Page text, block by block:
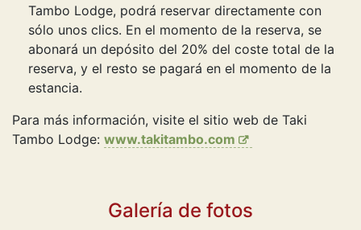
Tambo Lodge, podrá reservar directamente con
sólo unos clics. En el momento de la reserva, se
abonará un depósito del 20% del coste total de la
reserva, y el resto se pagará en el momento de la
estancia.
Para más información, visite el sitio web de Taki
Tambo Lodge: www.takitambo.com
Galería de fotos